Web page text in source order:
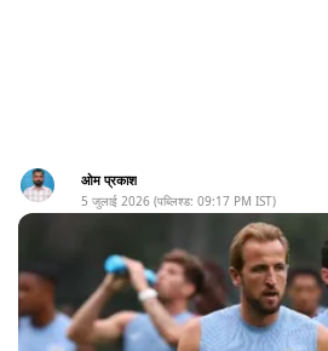
ओम प्रकाश
5 जुलाई 2026 (पब्लिश्ड: 09:17 PM IST)